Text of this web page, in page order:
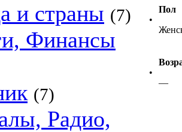
и страны (7)
Финансы
(7)
Радио,
•
Пол
•
—